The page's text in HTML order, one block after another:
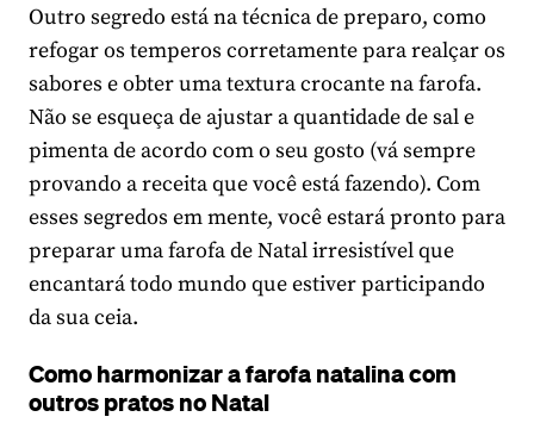
Outro segredo está na técnica de preparo, como
refogar os temperos corretamente para realçar os
sabores e obter uma textura crocante na farofa.
Não se esqueça de ajustar a quantidade de sal e
pimenta de acordo com o seu gosto (vá sempre
provando a receita que você está fazendo). Com
esses segredos em mente, você estará pronto para
preparar uma farofa de Natal irresistível que
encantará todo mundo que estiver participando
da sua ceia.
Como harmonizar a farofa natalina com
outros pratos no Natal